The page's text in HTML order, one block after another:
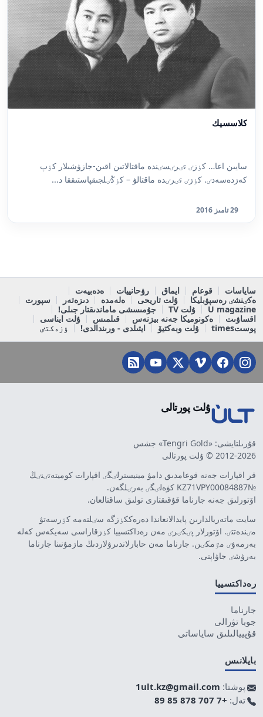
كلاسسيك
سايىن اعا… كٶزٸ تٸرٸسٸندە ماقتالاتىن اقىن-جازۋشىلار كٶپ
كەزدەسەدٸ. كٶزٸ تٸرٸدە ماقتالۋ – كٶڭٸلجىقپاستىققا د...
29 تامىز 2016
ساياسات قوعام ايماق رۋحانييات
ەدەبيەت
ەكٸنشٸ رەسپۋبليكا
ۇلت تاريحى ەلەمدە دىزەتەر
سپورت
U magazine
ۇلت TV
جۇمىسشى ماماندىقتار جىلى!
اقساۋىت
ەكونوميكا جەنە بيزنەس قىلمىس
ۇلت ايناسى
پوستtimes
ۇلت وبەكتيۆ ايتىلدى - ورىندالدى! ٶزەكتٸ
ۇلت پورتالى
قۇرىلتايشى: «Tengri Gold» جشس
2012-2026 © ۇلت پورتالى
قر اقپارات جەنە قوعامدىق دامۋ مينيسترلٸگٸ اقپارات كوميتەتٸنٸڭ
№KZ71VPY00084887 كۋەلٸگٸ بەرٸلگەن.
اۆتورلىق جەنە جارناما قۇقىقتارى تولىق ساقتالعان.
سايت ماتەريالدارىن پايدالانعاندا دەرەككٶزگە سٸلتەمە كٶرسەتۋ
مٸندەتتٸ. اۆتورلار پٸكٸرٸ مەن رەداكتسييا كٶزقاراسى سەيكەس كەلە
بەرمەۋٸ مٷمكٸن. جارناما مەن حابارلاندىرۋلاردىڭ مازمۇنىنا جارناما
بەرۋشٸ جاۋاپتى.
رەداكتسييا
جارناما
جوبا تۋرالى
قۇپييالىلىق ساياساتى
بايلانىس
پوشتا: 1ult.kz@gmail.com
تەل: +7 707 878 85 89